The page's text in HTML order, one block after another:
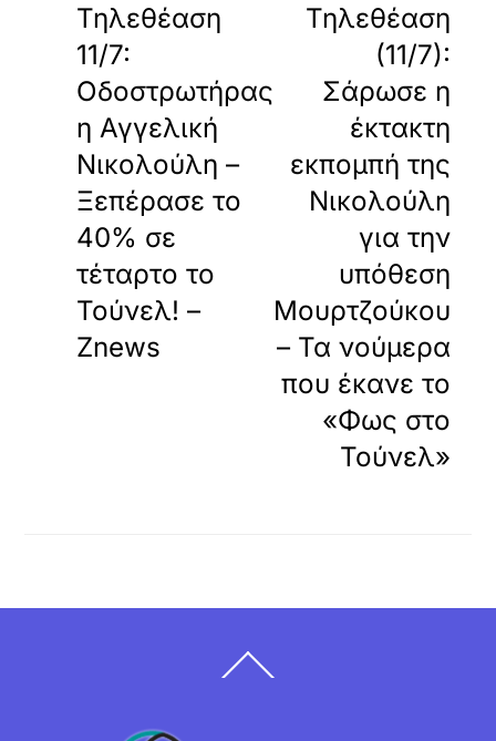
Τηλεθέαση
11/7:
Οδοστρωτήρας
η Αγγελική
Νικολούλη –
Ξεπέρασε το
40% σε
τέταρτο το
Τούνελ! –
Znews
Τηλεθέαση
(11/7):
Σάρωσε η
έκτακτη
εκπομπή της
Νικολούλη
για την
υπόθεση
Μουρτζούκου
– Τα νούμερα
που έκανε το
«Φως στο
Τούνελ»
To